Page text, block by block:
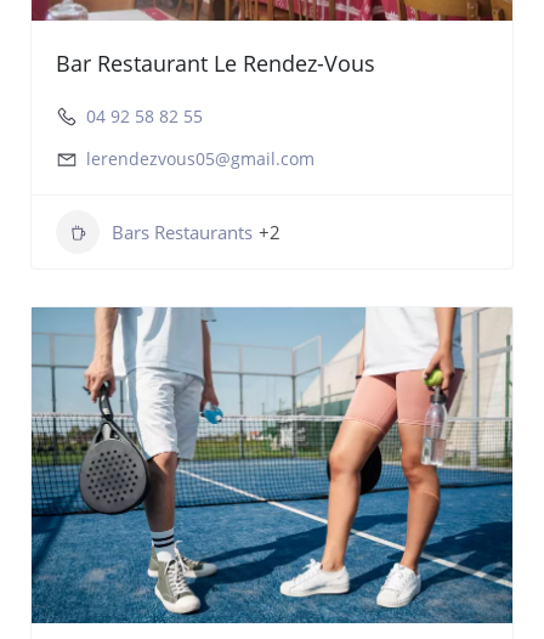
Bar Restaurant Le Rendez-Vous
04 92 58 82 55
lerendezvous05@gmail.com
Bars Restaurants +2